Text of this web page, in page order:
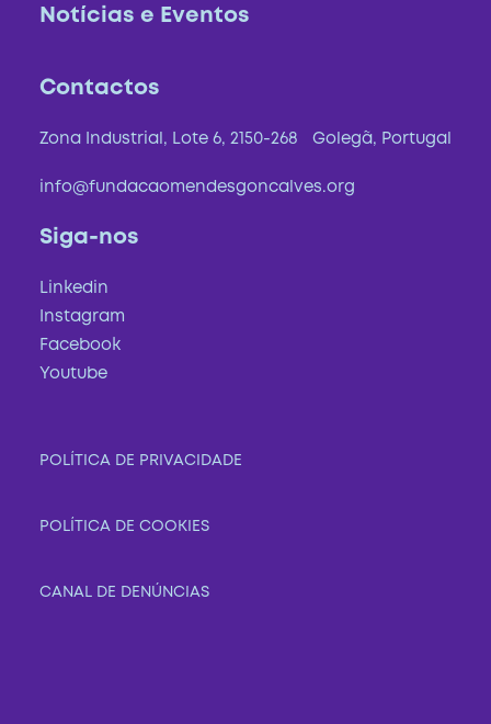
Notícias e Eventos
Contactos
Zona Industrial, Lote 6, 2150-268 Golegã, Portugal
info@fundacaomendesgoncalves.org
Siga-nos
Linkedin
Instagram
Facebook
Youtube
POLÍTICA DE PRIVACIDADE
POLÍTICA DE COOKIES
CANAL DE DENÚNCIAS